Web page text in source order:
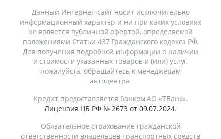
Данный Интернет-сайт носит исключительно
информационный характер и ни при каких условиях
не является публичной офертой, определяемой
положениями Статьи 437 Гражданского кодекса РФ.
Для получения подробной информации о наличии
и стоимости указанных товаров и (или) услуг,
пожалуйста, обращайтесь к менеджерам
автоцентра.
Кредит предоставляется банком АО «ТБанк».
Лицензия ЦБ РФ № 2673 от 09.07.2024.
Обязательное страхование гражданской
ответственности владельцев транспортных средств